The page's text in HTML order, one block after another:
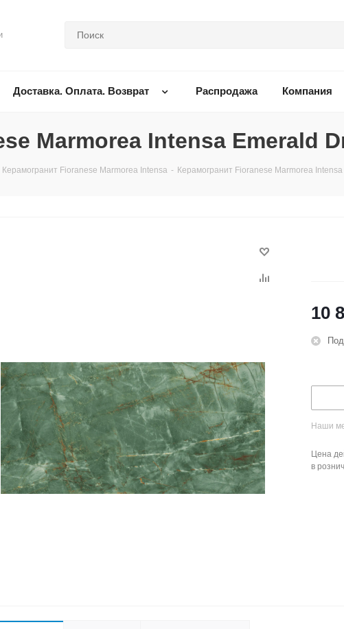
Доставка. Оплата. Возврат Распродажа Компания
Marmorea Intensa Emerald
Керамогранит Fioranese Marmorea Intensa - Керамогранит Fioranese Marmorea
10
Наши
Цена
в